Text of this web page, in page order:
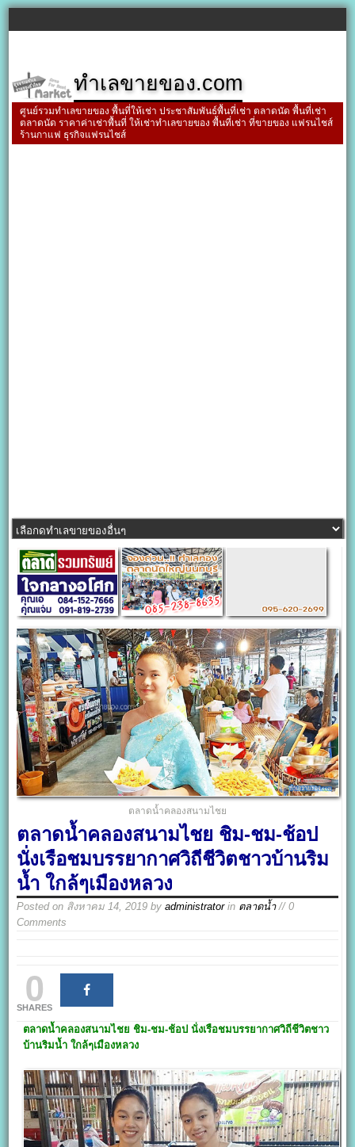
ทำเลขายของ.com
ศูนย์รวมทำเลขายของ พื้นที่ให้เช่า ประชาสัมพันธ์พื้นที่เช่า ตลาดนัด พื้นที่เช่า
ตลาดนัด ราคาค่าเช่าพื้นที่ ให้เช่าทำเลขายของ พื้นที่เช่า ที่ขายของ แฟรนไชส์
ร้านกาแฟ ธุรกิจแฟรนไชส์
ตลาดน้ำคลองสนามไชย
ตลาดน้ำคลองสนามไชย ชิม-ชม-ช้อป
นั่งเรือชมบรรยากาศวิถีชีวิตชาวบ้านริม
น้ำ ใกล้ๆเมืองหลวง
Posted on สิงหาคม 14, 2019 byadministratorin ตลาดน้ำ// 0
Comments
0
SHARES
ตลาดน้ำคลองสนามไชย ชิม-ชม-ช้อป นั่งเรือชมบรรยากาศวิถีชีวิตชาว
บ้านริมน้ำ ใกล้ๆเมืองหลวง